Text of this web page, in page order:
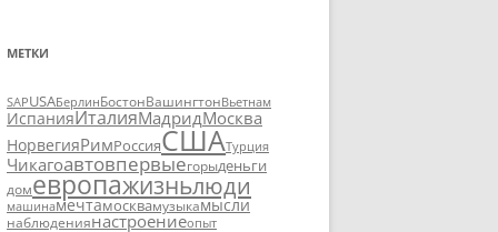
МЕТКИ
SAPUSAБерлинБостонВашингтонВьетнам
ИспанияИталияМадридМосква
НорвегияРимРоссияСШАТурция
Чикагоавтовпервыегорыденьги
домевропажизньлюди
машинамечтамосквамузыкамысли
наблюдениянастроениеопыт